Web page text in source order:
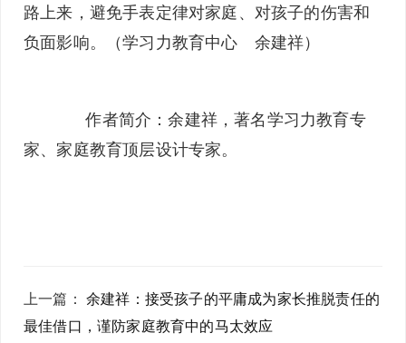
路上来，避免手表定律对家庭、对孩子的伤害和
负面影响。（学习力教育中心 余建祥）
作者简介：余建祥，著名学习力教育专
家、家庭教育顶层设计专家。
上一篇 ：余建祥：接受孩子的平庸成为家长推脱责任的
最佳借口，谨防家庭教育中的马太效应